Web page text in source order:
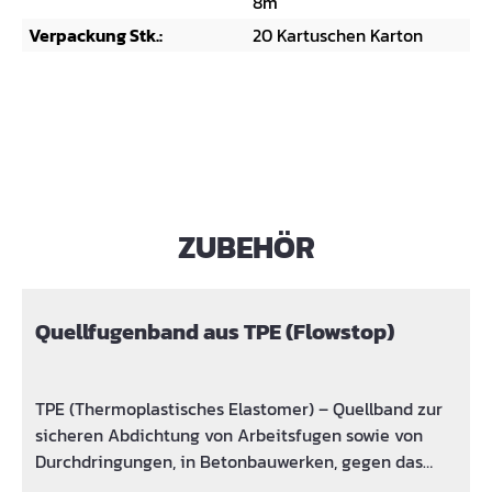
Verpackung Stk.:
20 Kartuschen Karton
Produktgalerie überspringenZUBEHÖR
Quellfugenband aus TPE (Flowstop)
TPE (Thermoplastisches Elastomer) – Quellband zur
sicheren Abdichtung von Arbeitsfugen sowie von
Durchdringungen, in Betonbauwerken, gegen das